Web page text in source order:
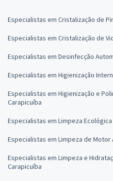
Especialistas em Cristalização de
Especialistas em Cristalização de
Especialistas em Desinfecção
Especialistas em Higienização
Especialistas em Higienização e
Carapicuíba
Especialistas em Limpeza
Especialistas em Limpeza de
Especialistas em Limpeza e
Carapicuíba